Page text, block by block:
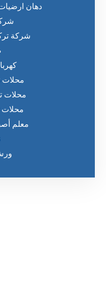
دهان
شركة
محلات
محلات
محلات
معلم